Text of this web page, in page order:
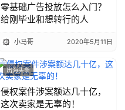
零基础广告投放怎么入门？
给刚毕业和想转行的人
小马哥 2020年5月11日
出海头条
侵权案件涉案额达几十亿，
这次卖家是无辜的！